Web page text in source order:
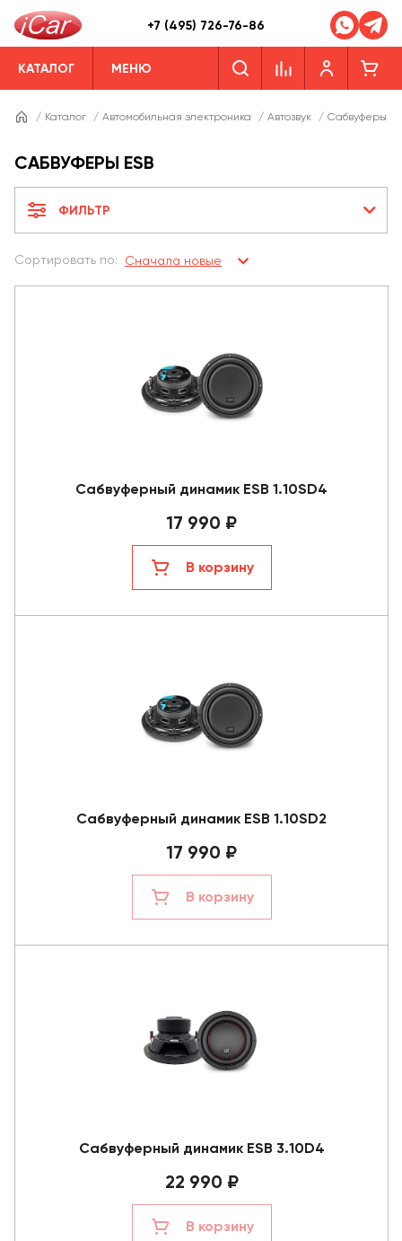
+7 (495) 726-76-86
КАТАЛОГ МЕНЮ
/ Каталог / Автомобильная электроника / Автозвук / Сабвуферы
САБВУФЕРЫ ESB
ФИЛЬТР
Сортировать по: Сначала новые
Сабвуферный динамик ESB 1.10SD4
17 990 ₽
В корзину
Сабвуферный динамик ESB 1.10SD2
17 990 ₽
В корзину
Сабвуферный динамик ESB 3.10D4
22 990 ₽
В корзину